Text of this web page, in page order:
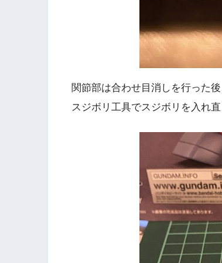
関節部は合わせ目消しを行った
スジボリ工具でスジボリを入れ直